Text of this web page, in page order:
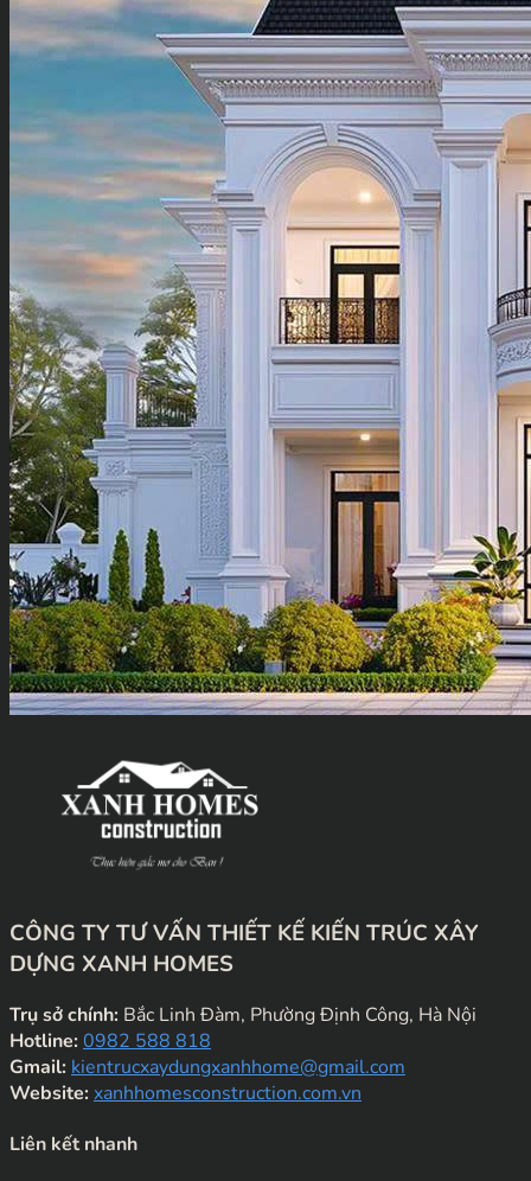
CÔNG TY TƯ VẤN THIẾT KẾ KIẾN TRÚC XÂY
DỰNG XANH HOMES
Trụ sở chính: Bắc Linh Đàm, Phường Định Công, Hà Nội
Hotline:0982 588 818
Gmail: kientrucxaydungxanhhome@gmail.com
Website:xanhhomesconstruction.com.vn
Liên kết nhanh